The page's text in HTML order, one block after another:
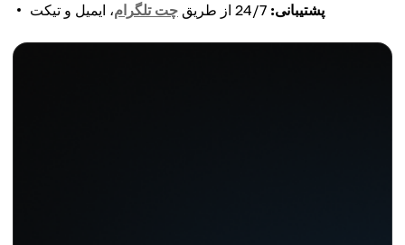
پشتیبانی:
چت تلگرام، ایمیل و تیکت